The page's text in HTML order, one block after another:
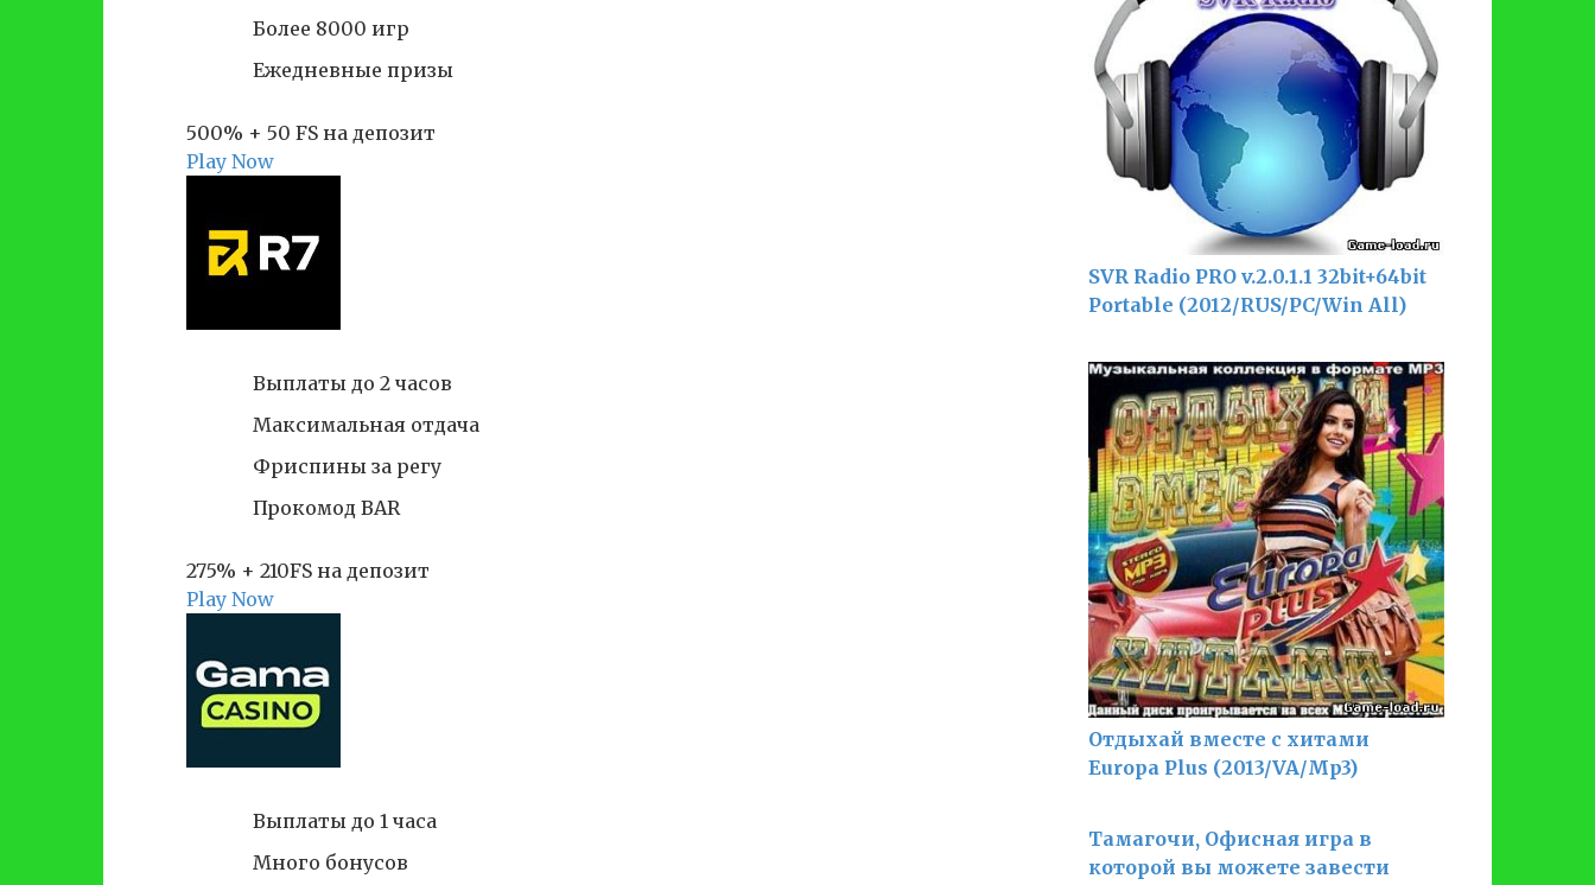
Более 8000 игр
Ежедневные призы
500% + 50 FS на депозит
Play Now
Выплаты до 2 часов
Максимальная отдача
Фриспины за регу
Прокомод BAR
275% + 210FS на депозит
Play Now
Выплаты до 1 часа
Много бонусов
SVR Radio PRO v.2.0.1.1 32bit+64bit
Portable (2012/RUS/PC/Win All)
Отдыхай вместе с хитами
Europa Plus (2013/VA/Mp3)
Тамагочи, Офисная игра в
которой вы можете завести